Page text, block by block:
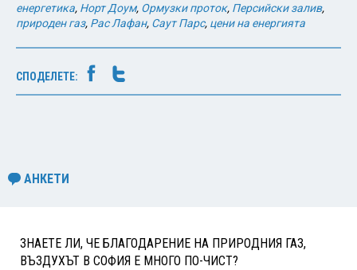
енергетика, Норт Доум, Ормузки проток, Персийски залив,
природен газ, Рас Лафан, Саут Парс, цени на енергията
СПОДЕЛЕТЕ:
АНКЕТИ
ЗНАЕТЕ ЛИ, ЧЕ БЛАГОДАРЕНИЕ НА ПРИРОДНИЯ ГАЗ,
ВЪЗДУХЪТ В СОФИЯ Е МНОГО ПО-ЧИСТ?